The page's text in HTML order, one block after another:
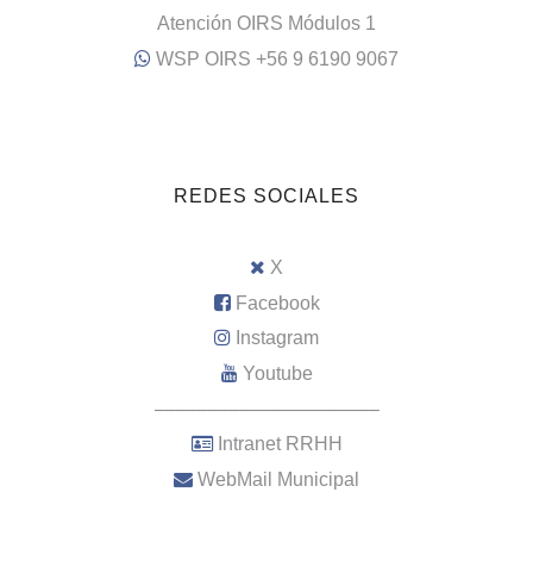
Atención OIRS Módulos 1
WSP OIRS +56 9 6190 9067
REDES SOCIALES
X
Facebook
Instagram
Youtube
–––––––––––––––––––––
Intranet RRHH
WebMail Municipal